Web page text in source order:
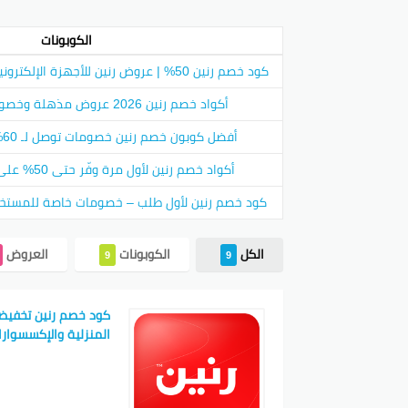
أحد
تخفيض
كود
كود
لدى
كود
في تلك
الكوبونات
كود خصم رنين 50% | عروض رنين للأجهزة الإلكترونية والأدوات المنزلية 2026
أكواد خصم رنين 2026 عروض مذهلة وخصومات توصل لـ 55%
أفضل كوبون خصم رنين خصومات توصل لـ 60% على كل المنتجات
أكواد خصم رنين لأول مرة وفّر حتى 50% على مشترياتك الجديدة
كود خصم رنين لأول طلب – خصومات خاصة
الكل 9 الكوبونات 9 العروض
المنزلية